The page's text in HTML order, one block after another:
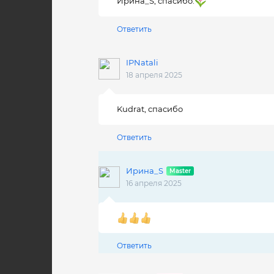
Ответить
IPNatali
18 апреля 2025
Kudrat, спасибо
Ответить
Ирина_S
16 апреля 2025
Ответить